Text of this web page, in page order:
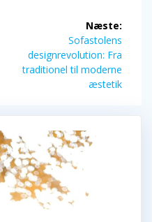
Næste:
Næste
indlæg:
Sofastolens
designrevolution: Fra
traditionel til moderne
æstetik